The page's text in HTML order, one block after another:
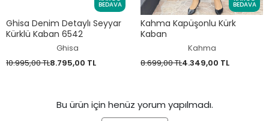
BEDAVA
Ghisa Denim Detaylı Seyyar
Kürklü Kaban 6542
Ghisa
10.995,00 TL8.795,00 TL
BEDAVA
Kahma Kapüşonlu Kürk
Kaban
Kahma
8.699,00 TL4.349,00 TL
Bu ürün için henüz yorum yapılmadı.